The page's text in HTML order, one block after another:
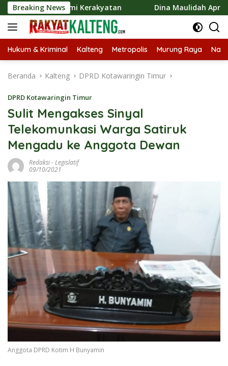
Langsung
ke
konten
Breaking News
Ekonomi Kerakyatan Dina Maulidah Apresiasi
Hukum & Kriminal Kalteng Metropolis Murung Raya
Beranda Kalteng DPRD Kotawaringin Timur
DPRD Kotawaringin Timur
Sulit Mengakses Sinyal
Telekomunkasi Warga Satiruk
Mengadu ke Anggota Dewan
Redaksi-Legislatif
09/10/2021
Anggota DPRD Kotim H Bunyamin